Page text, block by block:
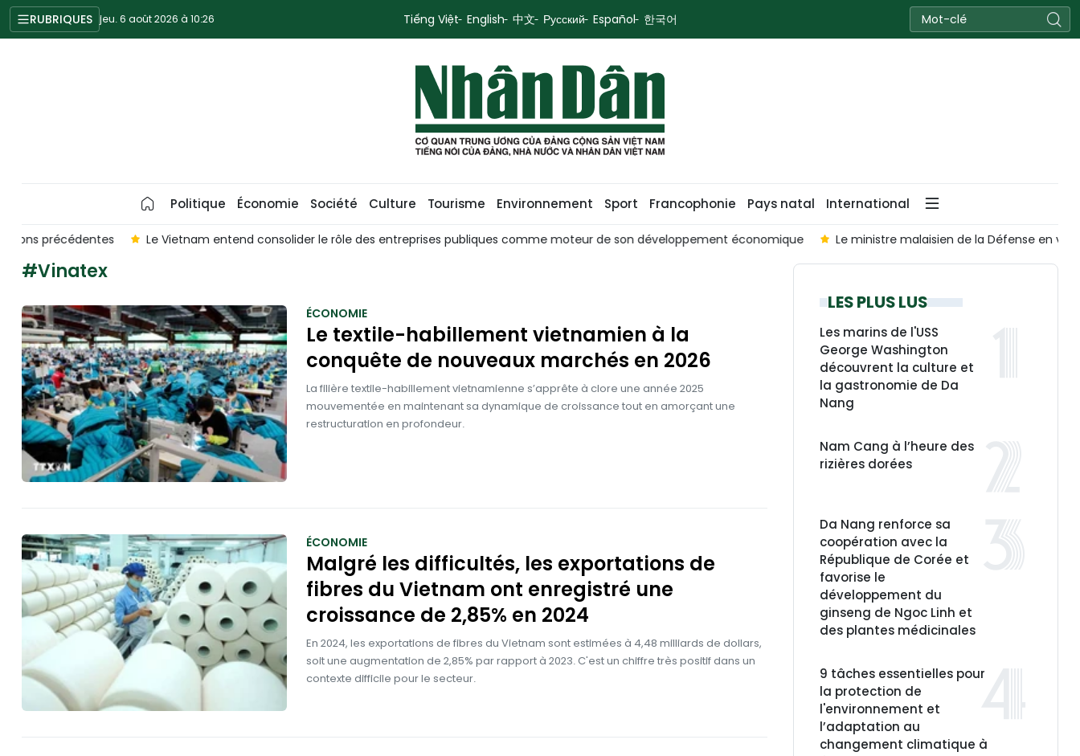
RUBRIQUES jeu. 6 août 2026 à 10:26 Tiếng Việt English 中文 Русский Español 한국어
Politique Économie Société Culture Tourisme Environnement Sport Francophonie Pays natal International
Le Vietnam entend consolider le rôle des entreprises publiques comme moteur de son développement économique Le ministre malaisien de la Défense en visite officielle au
#Vinatex
ÉCONOMIE
Le textile-habillement vietnamien à la
conquête de nouveaux marchés en 2026
La filière textile-habillement vietnamienne s’apprête à clore une année 2025
mouvementée en maintenant sa dynamique de croissance tout en amorçant une
restructuration en profondeur.
ÉCONOMIE
Malgré les difficultés, les exportations de
fibres du Vietnam ont enregistré une
croissance de 2,85% en 2024
En 2024, les exportations de fibres du Vietnam sont estimées à 4,48 milliards de dollars,
soit une augmentation de 2,85% par rapport à 2023. C'est un chiffre très positif dans un
contexte difficile pour le secteur.
LES PLUS LUS
Les marins de l'USS
George Washington
découvrent la culture et
la gastronomie de Da
Nang
Nam Cang à l’heure des
rizières dorées
Da Nang renforce sa
coopération avec la
République de Corée et
favorise le
développement du
ginseng de Ngoc Linh et
des plantes médicinales
9 tâches essentielles pour
la protection de
l'environnement et
l’adaptation au
changement climatique à